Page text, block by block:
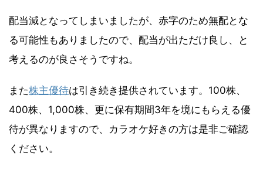
配当減となってしまいましたが、赤字のため無配とな
る可能性もありましたので、配当が出ただけ良し、と
考えるのが良さそうですね。
また株主優待は引き続き提供されています。100株、
400株、1,000株、更に保有期間3年を境にもらえる優
待が異なりますので、カラオケ好きの方は是非ご確認
ください。